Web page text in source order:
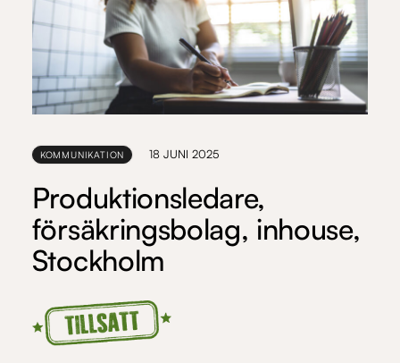
KOMMUNIKATION 18 JUNI 2025
Produktionsledare,
försäkringsbolag, inhouse,
Stockholm